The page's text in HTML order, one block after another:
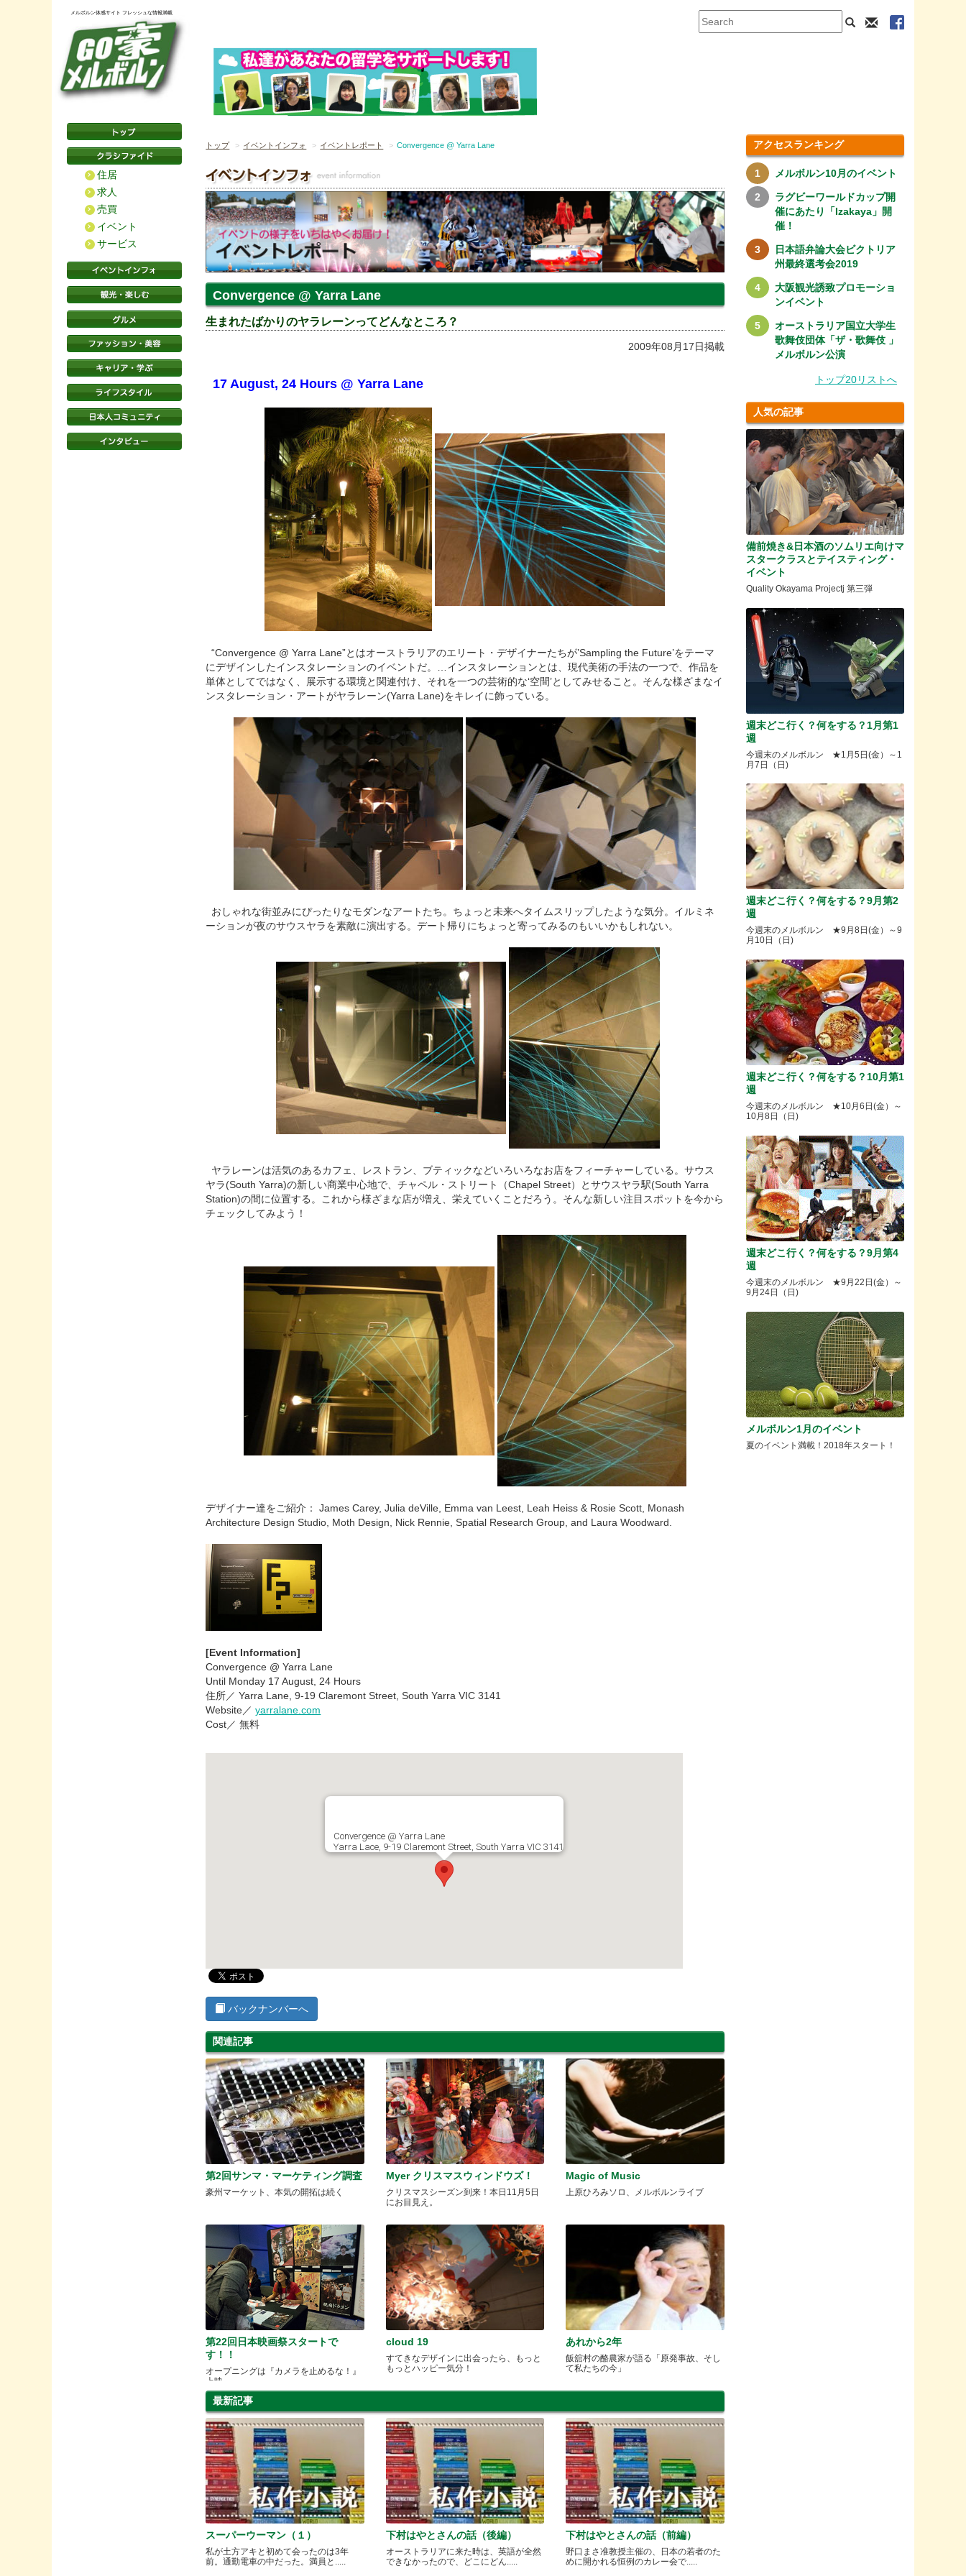
メルボルン体感サイト フレッシュな情報満載
住居
求人
売買
イベント
サービス
トップ イベントインフォ イベントレポート Convergence @ Yarra Lane
Convergence @ Yarra Lane
生まれたばかりのヤラレーンってどんなところ？
2009年08月17日掲載
17 August, 24 Hours @ Yarra Lane
“Convergence @ Yarra Lane”とはオーストラリアのエリート・デザイナーたちが’Sampling the Future’をテーマ
にデザインしたインスタレーションのイベントだ。…インスタレーションとは、現代美術の手法の一つで、作品を
単体としてではなく、展示する環境と関連付け、それを一つの芸術的な‘空間’としてみせること。そんな様ざまなイ
ンスタレーション・アートがヤラレーン(Yarra Lane)をキレイに飾っている。
おしゃれな街並みにぴったりなモダンなアートたち。ちょっと未来へタイムスリップしたような気分。イルミネ
ーションが夜のサウスヤラを素敵に演出する。デート帰りにちょっと寄ってみるのもいいかもしれない。
ヤラレーンは活気のあるカフェ、レストラン、ブティックなどいろいろなお店をフィーチャーしている。サウス
ヤラ(South Yarra)の新しい商業中心地で、チャペル・ストリート （Chapel Street）とサウスヤラ駅(South Yarra
Station)の間に位置する。これから様ざまな店が増え、栄えていくことだろう。そんな新しい注目スポットを今から
チェックしてみよう！
デザイナー達をご紹介：James Carey, Julia deVille, Emma van Leest, Leah Heiss & Rosie Scott, Monash
Architecture Design Studio, Moth Design, Nick Rennie, Spatial Research Group, and Laura Woodward.
[Event Information]
Convergence @ Yarra Lane
Until Monday 17 August, 24 Hours
住所／ Yarra Lane, 9-19 Claremont Street, South Yarra VIC 3141
Website／yarralane.com
Cost／ 無料
Convergence @ Yarra Lane
Yarra Lace, 9-19 Claremont Street, South Yarra VIC 3141
バックナンバーへ
関連記事
第2回サンマ・マーケティング調査
豪州マーケット、本気の開拓は続く
Myer クリスマスウィンドウズ！
クリスマスシーズン到来！本日11月5日
にお目見え。
Magic of Music
上原ひろみソロ、メルボルンライブ
第22回日本映画祭スタートで
す！！
オープニングは『カメラを止めるな！』
上映
cloud 19
すてきなデザインに出会ったら、もっと
もっとハッピー気分！
あれから2年
飯舘村の酪農家が語る「原発事故、そし
て私たちの今」
最新記事
スーパーウーマン（１）
私が土方アキと初めて会ったのは3年
前。通勤電車の中だった。満員と.....
下村はやとさんの話（後編）
オーストラリアに来た時は、英語が全然
できなかったので、どこにどん.....
下村はやとさんの話（前編）
野口まさ准教授主催の、日本の若者のた
めに開かれる恒例のカレー会で.....
アクセスランキング
メルボルン10月のイベント
ラグビーワールドカップ開
催にあたり「Izakaya」開
催！
日本語弁論大会ビクトリア
州最終選考会2019
大阪観光誘致プロモーショ
ンイベント
オーストラリア国立大学生
歌舞伎団体「ザ・歌舞伎 」
メルボルン公演
トップ20リストへ
人気の記事
備前焼き&日本酒のソムリエ向けマ
スタークラスとテイスティング・
イベント
Quality Okayama Projectj 第三弾
週末どこ行く？何をする？1月第1
週
今週末のメルボルン ★1月5日(金）～1
月7日（日)
週末どこ行く？何をする？9月第2
週
今週末のメルボルン ★9月8日(金）～9
月10日（日)
週末どこ行く？何をする？10月第1
週
今週末のメルボルン ★10月6日(金）～
10月8日（日)
週末どこ行く？何をする？9月第4
週
今週末のメルボルン ★9月22日(金）～
9月24日（日)
メルボルン1月のイベント
夏のイベント満載！2018年スタート！